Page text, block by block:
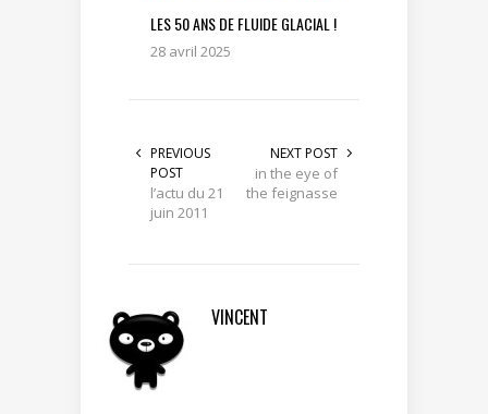
LES 50 ANS DE FLUIDE GLACIAL !
28 avril 2025
PREVIOUS
POST
l’actu du 21
juin 2011
NEXT POST
in the eye of
the feignasse
VINCENT